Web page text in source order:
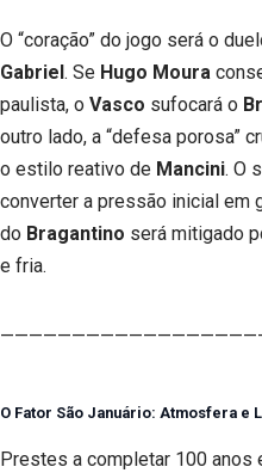
O “coração” do jogo será o
Gabriel. Se Hugo Moura
paulista, o Vasco sufocará o
outro lado, a “defesa porosa”
o estilo reativo de Mancini. O
converter a pressão inicial em
do Bragantino será mitigado
e fria.
O Fator São Januário: Atmosfera e
Prestes a completar 100 anos